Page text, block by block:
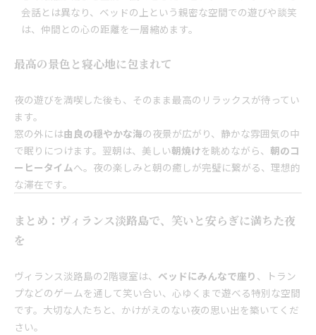
会話とは異なり、ベッドの上という親密な空間での遊びや談笑
は、仲間との心の距離を一層縮めます。
最高の景色と寝心地に包まれて
夜の遊びを満喫した後も、そのまま最高のリラックスが待ってい
ます。
窓の外には由良の穏やかな海の夜景が広がり、静かな雰囲気の中
で眠りにつけます。翌朝は、美しい朝焼けを眺めながら、 朝のコ
ーヒータイムへ。夜の楽しみと朝の癒しが完璧に繋がる、理想的
な滞在です。
まとめ：ヴィランス淡路島で、笑いと安らぎに満ちた夜
を
ヴィランス淡路島の2階寝室は、 ベッドにみんなで座り 、トラン
プなどのゲームを通して笑い合い、心ゆくまで遊べる特別な空間
です。大切な人たちと、かけがえのない夜の思い出を築いてくだ
さい。